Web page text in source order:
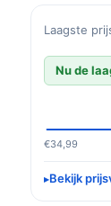
Laagste
Nu de
€34,99
Bekijk